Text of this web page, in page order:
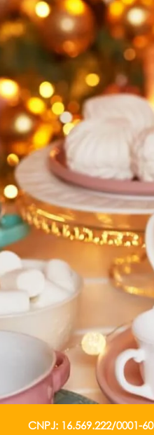
CNPJ: 16.569.222/0001-60